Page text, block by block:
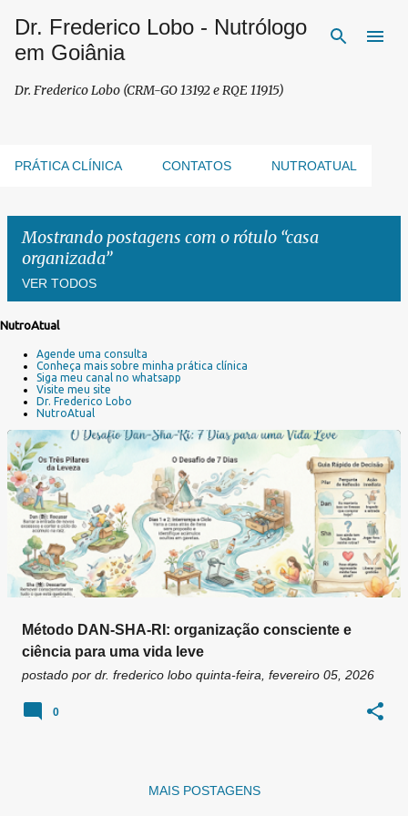
Pular para o conteúdo principal
Dr. Frederico Lobo - Nutrólogo
em Goiânia
Dr. Frederico Lobo (CRM-GO 13192 e RQE 11915)
PRÁTICA CLÍNICA CONTATOS NUTROATUAL
Mostrando postagens com o rótulo casa
organizada
VER TODOS
g
n
NutroAtual
Agende uma consulta
Conheça mais sobre minha prática clínica
Siga meu canal no whatsapp
Visite meu site
Dr. Frederico Lobo
NutroAtual
Método DAN-SHA-RI: organização consciente e
ciência para uma vida leve
postado por dr. frederico lobo quinta-feira, fevereiro 05, 2026
0
MAIS POSTAGENS